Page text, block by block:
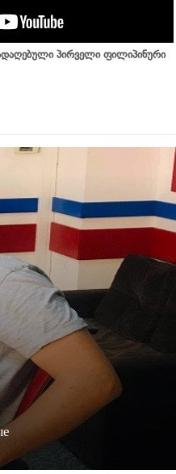
პირველი ფილიპინური